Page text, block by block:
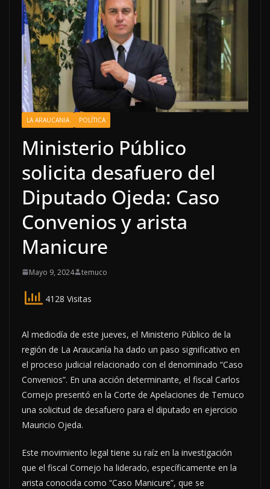
LA ARAUCANIA POLÍTICA
Ministerio Público
solicita desafuero del
Diputado Ojeda: Caso
Convenios y arista
Manicure
Mayo 9, 2024 temuco
4128 Visitas
Al mediodía de este jueves, el Ministerio Público de la
región de La Araucanía ha dado un paso significativo en
el proceso judicial relacionado con el denominado “Caso
Convenios”. En una acción determinante, el fiscal Carlos
Cornejo presentó en la Corte de Apelaciones de Temuco
una solicitud de desafuero para el diputado en ejercicio
Mauricio Ojeda.
Este movimiento legal tiene su raíz en la investigación
que el fiscal Cornejo ha liderado, específicamente en la
arista conocida como “Caso Manicure”, que se